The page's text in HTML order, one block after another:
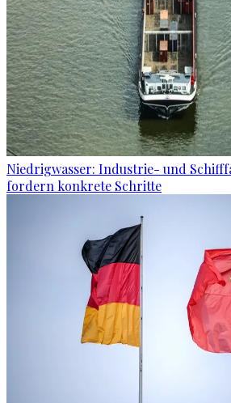
Niedrigwasser: Industrie- und
fordern konkrete Schritte